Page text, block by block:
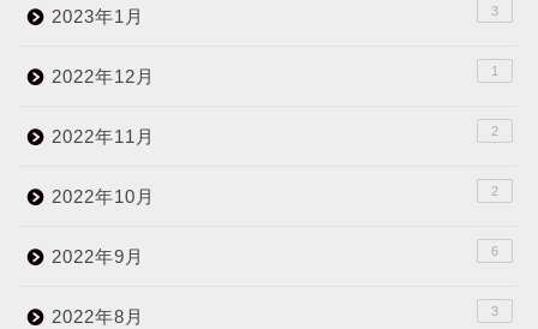
2023年1月 3
2022年12月 1
2022年11月 2
2022年10月 2
2022年9月 6
2022年8月 3